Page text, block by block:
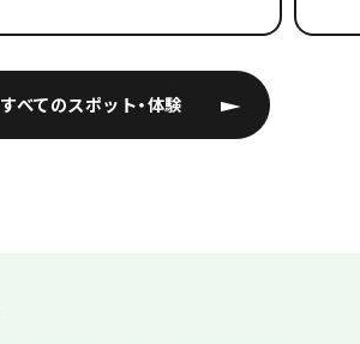
すべてのスポット・体験